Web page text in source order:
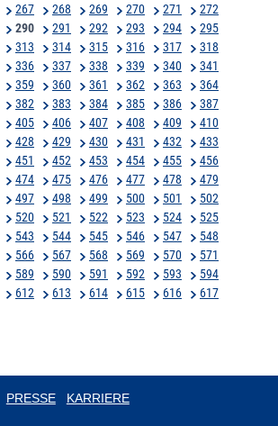
267 268 269 270 271
272
290 291 292 293 294
295
313 314 315 316 317
318
336 337 338 339 340
341
359 360 361 362 363
364
382 383 384 385 386
387
405 406 407 408 409
410
428 429 430 431 432
433
451 452 453 454 455
456
474 475 476 477 478
479
497 498 499 500 501
502
520 521 522 523 524
525
543 544 545 546 547
548
566 567 568 569 570
571
589 590 591 592 593
594
612 613 614 615 616
617
PRESSE
KARRIERE